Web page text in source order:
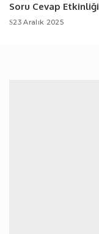
Soru Cevap Etkinliği
23 Aralık 2025